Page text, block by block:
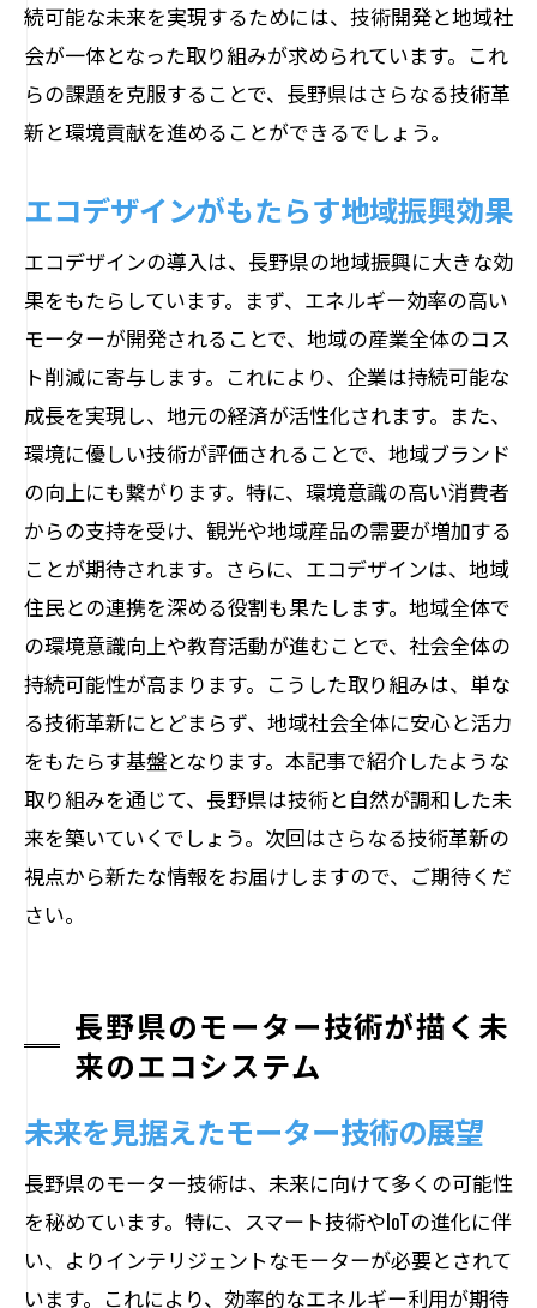
続可能な未来を実現するためには、技術開発と地域社
会が一体となった取り組みが求められています。これ
らの課題を克服することで、長野県はさらなる技術革
新と環境貢献を進めることができるでしょう。
エコデザインがもたらす地域振興効果
エコデザインの導入は、長野県の地域振興に大きな効
果をもたらしています。まず、エネルギー効率の高い
モーターが開発されることで、地域の産業全体のコス
ト削減に寄与します。これにより、企業は持続可能な
成長を実現し、地元の経済が活性化されます。また、
環境に優しい技術が評価されることで、地域ブランド
の向上にも繋がります。特に、環境意識の高い消費者
からの支持を受け、観光や地域産品の需要が増加する
ことが期待されます。さらに、エコデザインは、地域
住民との連携を深める役割も果たします。地域全体で
の環境意識向上や教育活動が進むことで、社会全体の
持続可能性が高まります。こうした取り組みは、単な
る技術革新にとどまらず、地域社会全体に安心と活力
をもたらす基盤となります。本記事で紹介したような
取り組みを通じて、長野県は技術と自然が調和した未
来を築いていくでしょう。次回はさらなる技術革新の
視点から新たな情報をお届けしますので、ご期待くだ
さい。
長野県のモーター技術が描く未
来のエコシステム
未来を見据えたモーター技術の展望
長野県のモーター技術は、未来に向けて多くの可能性
を秘めています。特に、スマート技術やIoTの進化に伴
い、よりインテリジェントなモーターが必要とされて
います。これにより、効率的なエネルギー利用が期待